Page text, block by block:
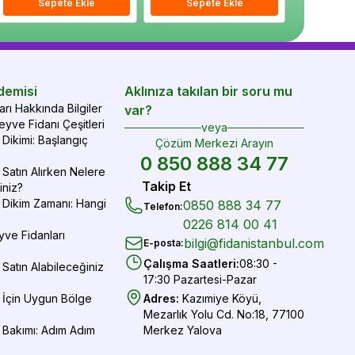
Sepete Ekle Sepete Ekle
Sepete Ekle Sepete Ekle
Hakkında Bilgiler
Fidanı Çeşitleri
Başlangıç
Alırken Nelere
Zamanı: Hangi
Fidanları
Alabileceğiniz
İçin Uygun Bölge
Adım Adım
Aklınıza takılan bir soru mu
var?
veya
Çözüm Merkezi Arayın
0 850 888 34 77
Takip Et
Telefon:0850 888 34 77
0226 814 00 41
E-posta:bilgi@fidanistanbul.com
Çalışma Saatleri:08:30 -
17:30 Pazartesi-Pazar
Adres: Kazımiye Köyü,
Mezarlık Yolu Cd. No:18, 77100
Merkez Yalova